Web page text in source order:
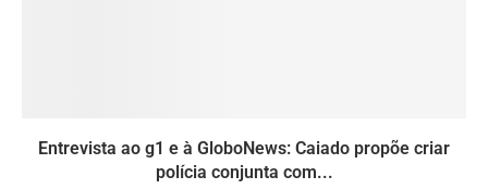
Entrevista ao g1 e à GloboNews: Caiado propõe criar
polícia conjunta com...